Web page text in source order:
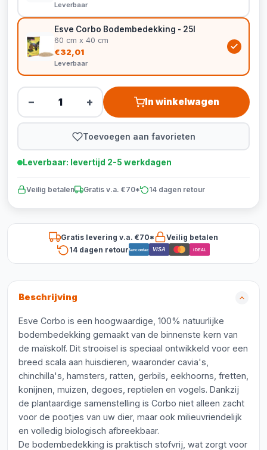
Leverbaar
Esve Corbo Bodembedekking - 25l
60 cm x 40 cm
€32,01
Leverbaar
− + In winkelwagen
Toevoegen aan favorieten
Leverbaar: levertijd 2-5 werkdagen
Veilig betalen Gratis v.a. €70* 14 dagen retour
Gratis levering v.a. €70*
Veilig betalen
14 dagen retourBancontact VISA iDEAL
Beschrijving
Esve Corbo is een hoogwaardige, 100% natuurlijke
bodembedekking gemaakt van de binnenste kern van
de maïskolf. Dit strooisel is speciaal ontwikkeld voor een
breed scala aan huisdieren, waaronder cavia's,
chinchilla's, hamsters, ratten, gerbils, eekhoorns, fretten,
konijnen, muizen, degoes, reptielen en vogels. Dankzij
de plantaardige samenstelling is Corbo niet alleen zacht
voor de pootjes van uw dier, maar ook milieuvriendelijk
en volledig biologisch afbreekbaar.
De bodembedekking is praktisch stofvrij, wat zorgt voor